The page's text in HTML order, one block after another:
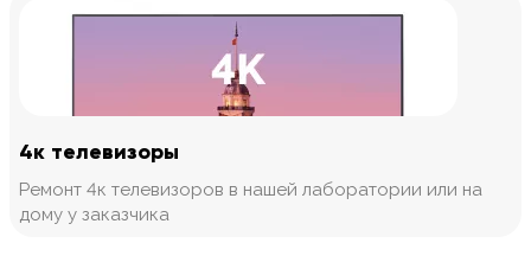
4к телевизоры
Ремонт 4к телевизоров в нашей лаборатории или на
дому у заказчика